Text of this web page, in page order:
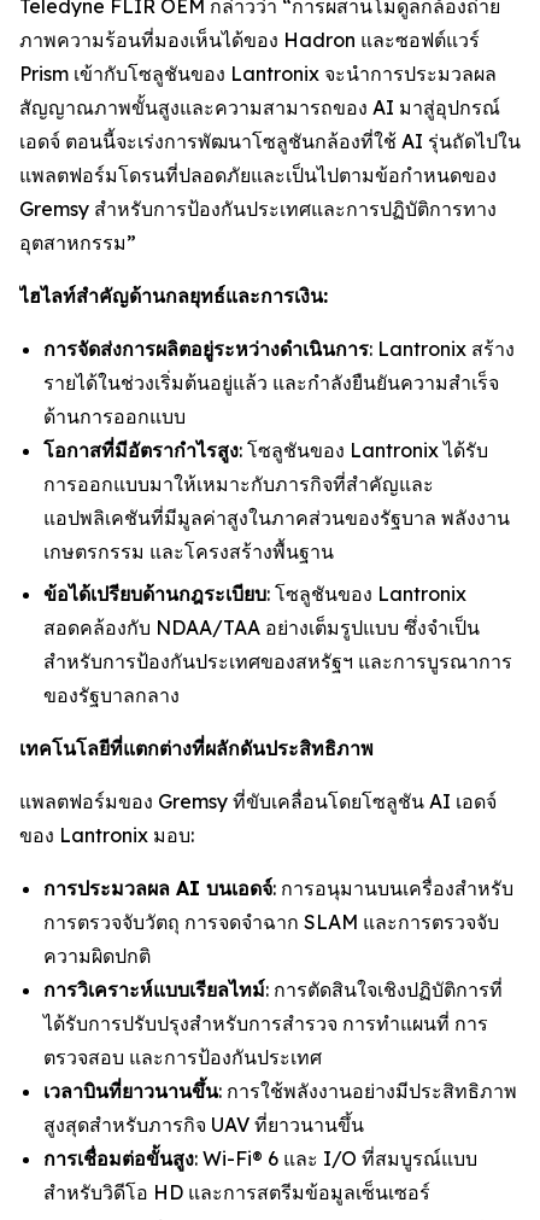
Teledyne FLIR OEM กล่าวว่า “การผสานโมดูลกล้องถ่าย
ภาพความร้อนที่มองเห็นได้ของ Hadron และซอฟต์แวร์
Prism เข้ากับโซลูชันของ Lantronix จะนำการประมวลผล
สัญญาณภาพขั้นสูงและความสามารถของ AI มาสู่อุปกรณ์
เอดจ์ ตอนนี้จะเร่งการพัฒนาโซลูชันกล้องที่ใช้ AI รุ่นถัดไปใน
แพลตฟอร์มโดรนที่ปลอดภัยและเป็นไปตามข้อกำหนดของ
Gremsy สำหรับการป้องกันประเทศและการปฏิบัติการทาง
อุตสาหกรรม”
ไฮไลท์สำคัญด้านกลยุทธ์และการเงิน:
การจัดส่งการผลิตอยู่ระหว่างดำเนินการ: Lantronix สร้าง
รายได้ในช่วงเริ่มต้นอยู่แล้ว และกำลังยืนยันความสำเร็จ
ด้านการออกแบบ
โอกาสที่มีอัตรากำไรสูง: โซลูชันของ Lantronix ได้รับ
การออกแบบมาให้เหมาะกับภารกิจที่สำคัญและ
แอปพลิเคชันที่มีมูลค่าสูงในภาคส่วนของรัฐบาล พลังงาน
เกษตรกรรม และโครงสร้างพื้นฐาน
ข้อได้เปรียบด้านกฎระเบียบ: โซลูชันของ Lantronix
สอดคล้องกับ NDAA/TAA อย่างเต็มรูปแบบ ซึ่งจำเป็น
สำหรับการป้องกันประเทศของสหรัฐฯ และการบูรณาการ
ของรัฐบาลกลาง
เทคโนโลยีที่แตกต่างที่ผลักดันประสิทธิภาพ
แพลตฟอร์มของ Gremsy ที่ขับเคลื่อนโดยโซลูชัน AI เอดจ์
ของ Lantronix มอบ:
การประมวลผล AI บนเอดจ์: การอนุมานบนเครื่องสำหรับ
การตรวจจับวัตถุ การจดจำฉาก SLAM และการตรวจจับ
ความผิดปกติ
การวิเคราะห์แบบเรียลไทม์: การตัดสินใจเชิงปฏิบัติการที่
ได้รับการปรับปรุงสำหรับการสำรวจ การทำแผนที่ การ
ตรวจสอบ และการป้องกันประเทศ
เวลาบินที่ยาวนานขึ้น: การใช้พลังงานอย่างมีประสิทธิภาพ
สูงสุดสำหรับภารกิจ UAV ที่ยาวนานขึ้น
การเชื่อมต่อขั้นสูง: Wi-Fi® 6 และ I/O ที่สมบูรณ์แบบ
สำหรับวิดีโอ HD และการสตรีมข้อมูลเซ็นเซอร์